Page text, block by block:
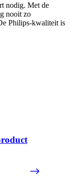
nodig. Met de
nooit zo
Philips-kwaliteit is